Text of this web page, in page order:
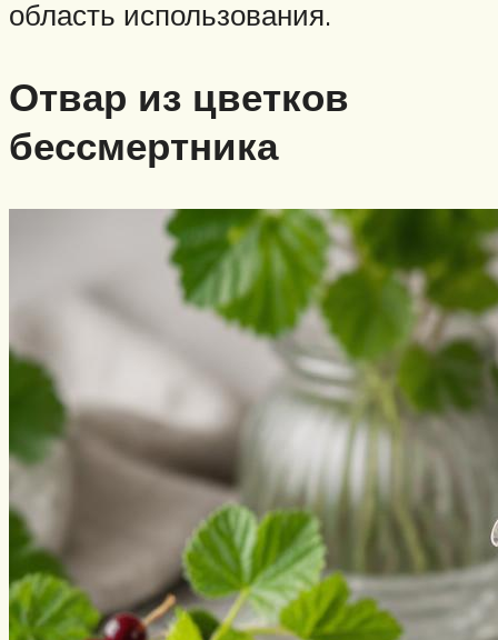
область использования.
Отвар из цветков
бессмертника